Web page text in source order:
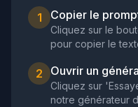
1 Copier le
Cliquez sur le
pour copier le
2 Ouvrir un
Cliquez sur
notre générateur